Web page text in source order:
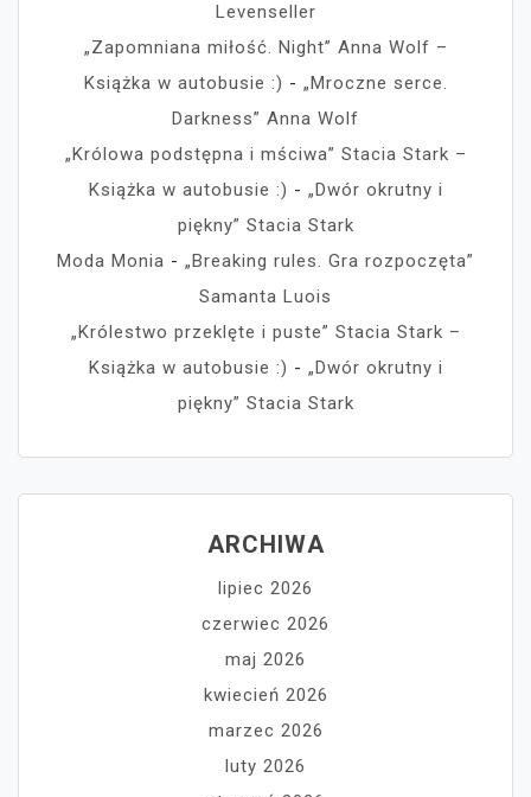
Levenseller
„Zapomniana miłość. Night” Anna Wolf –
Książka w autobusie :) - „Mroczne serce.
Darkness” Anna Wolf
„Królowa podstępna i mściwa” Stacia Stark –
Książka w autobusie :) - „Dwór okrutny i
piękny” Stacia Stark
Moda Monia - „Breaking rules. Gra rozpoczęta”
Samanta Luois
„Królestwo przeklęte i puste” Stacia Stark –
Książka w autobusie :) - „Dwór okrutny i
piękny” Stacia Stark
ARCHIWA
lipiec 2026
czerwiec 2026
maj 2026
kwiecień 2026
marzec 2026
luty 2026